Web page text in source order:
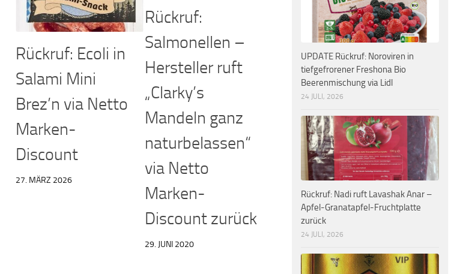
Rückruf: Ecoli in
Salami Mini
Brez’n via Netto
Marken-
Discount
27. MÄRZ 2026
Rückruf:
Salmonellen –
Hersteller ruft
„Clarky’s
Mandeln ganz
naturbelassen“
via Netto
Marken-
Discount zurück
29. JUNI 2020
UPDATE Rückruf: Noroviren in
tiefgefrorener Freshona Bio
Beerenmischung via Lidl
24 JULI, 2026
Rückruf: Nadi ruft Lavashak Anar –
Apfel-Granatapfel-Fruchtplatte
zurück
24 JULI, 2026